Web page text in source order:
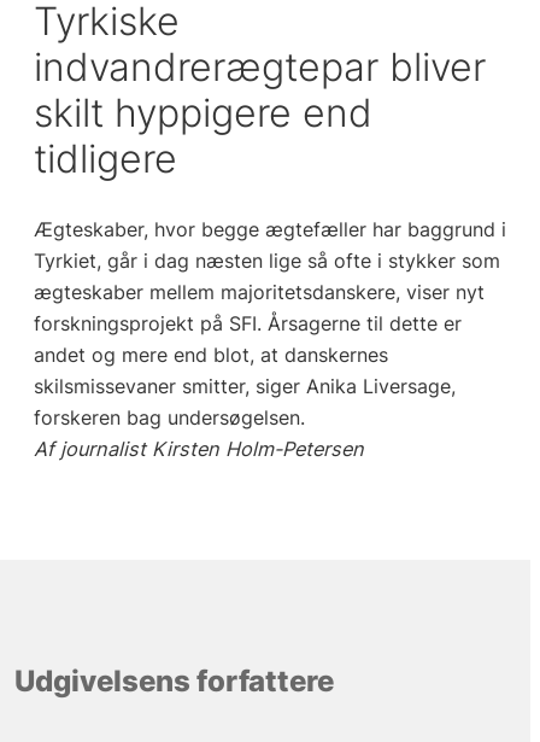
Tyrkiske
indvandrerægtepar bliver
skilt hyppigere end
tidligere
Ægteskaber, hvor begge ægtefæller har baggrund i
Tyrkiet, går i dag næsten lige så ofte i stykker som
ægteskaber mellem majoritetsdanskere, viser nyt
forskningsprojekt på SFI. Årsagerne til dette er
andet og mere end blot, at danskernes
skilsmissevaner smitter, siger Anika Liversage,
forskeren bag undersøgelsen.
Af journalist Kirsten Holm-Petersen
Udgivelsens forfattere